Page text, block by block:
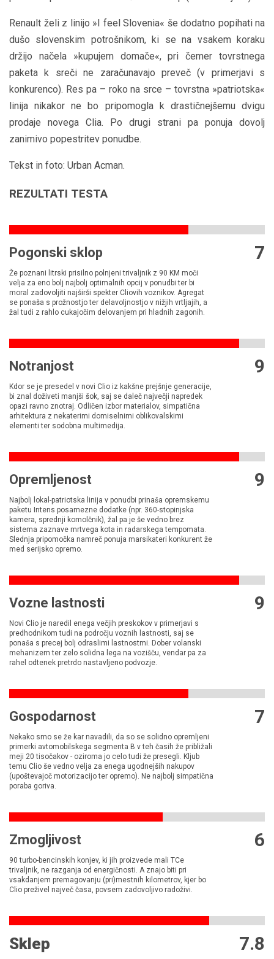
Renault želi z linijo »I feel Slovenia« še dodatno popihati na
dušo slovenskim potrošnikom, ki se na vsakem koraku
držijo načela »kupujem domače«, pri čemer tovrstnega
paketa k sreči ne zaračunavajo preveč (v primerjavi s
konkurenco). Res pa – roko na srce – tovrstna »patriotska«
linija nikakor ne bo pripomogla k drastičnejšemu dvigu
prodaje novega Clia. Po drugi strani pa ponuja dovolj
zanimivo popestritev ponudbe.
Tekst in foto: Urban Acman.
REZULTATI TESTA
Pogonski sklop
Že poznani litrski prisilno polnjeni trivaljnik z 90 KM moči
velja za eno bolj najbolj optimalnih opcij v ponudbi ter bi
moral zadovoljiti najširši spekter Cliovih voznikov. Agregat
se ponaša s prožnostjo ter delavoljnostjo v nižjih vrtljajih, a
žal tudi z rahlo cukajočim delovanjem pri hladnih zagonih.
7
Notranjost
Kdor se je presedel v novi Clio iz kakšne prejšnje generacije,
bi znal doživeti manjši šok, saj se daleč največji napredek
opazi ravno znotraj. Odličen izbor materialov, simpatična
arhitektura z nekaterimi domiselnimi oblikovalskimi
elementi ter sodobna multimedija.
9
Opremljenost
Najbolj lokal-patriotska linija v ponudbi prinaša opremskemu
paketu Intens posamezne dodatke (npr. 360-stopinjska
kamera, sprednji komolčnik), žal pa je še vedno brez
sistema zaznave mrtvega kota in radarskega tempomata.
Slednja pripomočka namreč ponuja marsikateri konkurent že
med serijsko opremo.
9
Vozne lastnosti
Novi Clio je naredil enega večjih preskokov v primerjavi s
predhodnikom tudi na področju voznih lastnosti, saj se
ponaša s precej bolj odraslimi lastnostmi. Dober volanski
mehanizem ter zelo solidna lega na vozišču, vendar pa za
rahel odtenek pretrdo nastavljeno podvozje.
9
Gospodarnost
Nekako smo se že kar navadili, da so se solidno opremljeni
primerki avtomobilskega segmenta B v teh časih že približali
meji 20 tisočakov - oziroma jo celo tudi že presegli. Kljub
temu Clio še vedno velja za enega ugodnejših nakupov
(upoštevajoč motorizacijo ter opremo). Ne najbolj simpatična
poraba goriva.
7
Zmogljivost
90 turbo-bencinskih konjev, ki jih proizvede mali TCe
trivaljnik, ne razganja od energičnosti. A znajo biti pri
vsakdanjem premagovanju (pri)mestnih kilometrov, kjer bo
Clio preživel največ časa, povsem zadovoljivo radoživi.
6
Sklep 7.8